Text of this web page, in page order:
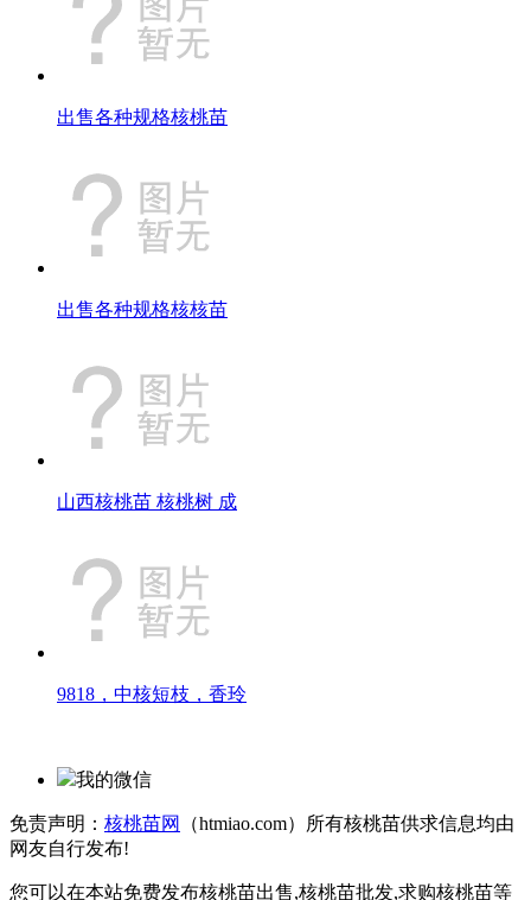
出售各种规格核桃苗
出售各种规格核核苗
山西核桃苗 核桃树 成
9818，中核短枝，香玲
我的微信
免责声明： 核桃苗网
（htmiao.com）所有核桃苗供求信息均由
网友自行发布!
您可以在本站免费发布核桃苗出售,核桃苗批发,求购核桃苗等